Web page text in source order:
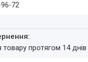
72
товару протягом 14 днів